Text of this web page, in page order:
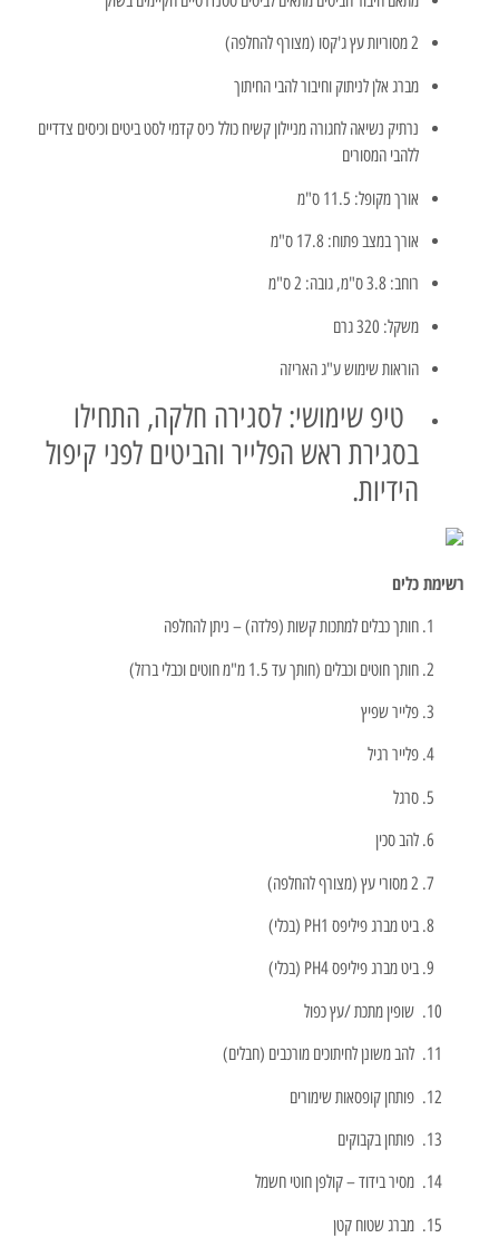
2 מסוריות עץ ג'קסו (מצורף להחלפה)
מברג אלן לניתוק וחיבור להבי החיתוך
נרתיק נשיאה לחגורה מניילון קשיח כולל כיס קדמי לסט ביטים וכיסים צדדיים
ללהבי המסורים
אורך מקופל: 11.5 ס"מ
אורך במצב פתוח: 17.8 ס"מ
רוחב: 3.8 ס"מ, גובה: 2 ס"מ
משקל: 320 גרם
הוראות שימוש ע"ג האריזה
טיפ שימושי: לסגירה חלקה, התחילו
בסגירת ראש הפלייר והביטים לפני קיפול
הידיות.
רשימת כלים
חותך כבלים למתכות קשות (פלדה) – ניתן להחלפה
חותך חוטים וכבלים (חותך עד 1.5 מ"מ חוטים וכבלי ברזל)
פלייר שפיץ
פלייר רגיל
סרגל
להב סכין
2 מסורי עץ (מצורף להחלפה)
ביט מברג פיליפס PH1 (בכלי)
ביט מברג פיליפס PH4 (בכלי)
שופין מתכת /עץ כפול
להב משונן לחיתוכים מורכבים (חבלים)
פותחן קופסאות שימורים
פותחן בקבוקים
מסיר בידוד – קולפן חוטי חשמל
מברג שטוח קטן